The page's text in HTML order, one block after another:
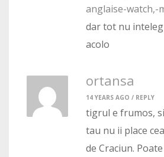
anglaise-watch,-
dar tot nu
acolo
ortansa
14 YEARS AGO / REPLY
tigrul e frumos,
tau nu ii place
de Craciun.